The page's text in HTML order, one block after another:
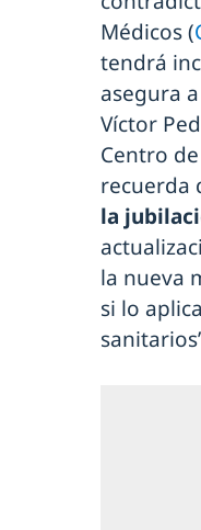
Médicos (
tendrá
asegura a
Víctor
Centro
recuerda
la
la nueva
si lo